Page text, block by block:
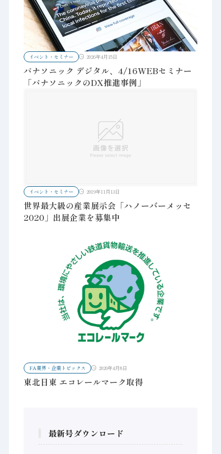
イベント・セミナー 2026年4月15日
パナソニック デジタル、4/16WEBセミナー
「パナソニックのDX推進事例」
イベント・セミナー 2019年11月13日
世界最大級の産業展示会「ハノーバーメッセ
2020」出展企業を募集中
FA業界・企業トピックス 2020年4月8日
東北日東 エコレールマーク取得
最新号ダウンロード